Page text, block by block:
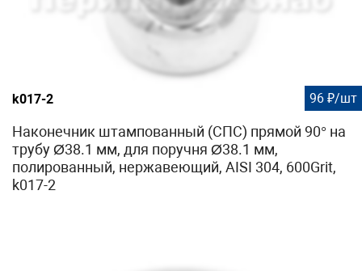
k017-2 96 ₽/шт
Наконечник штампованный (СПС) прямой 90° на
трубу Ø38.1 мм, для поручня Ø38.1 мм,
полированный, нержавеющий, AISI 304, 600Grit,
k017-2